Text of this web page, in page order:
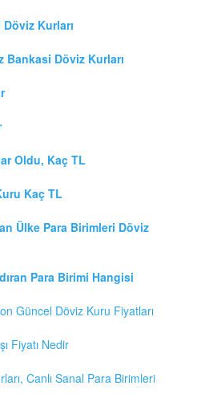
Kurları
Bankasi Döviz Kurları
Oldu, Kaç TL
Kaç TL
Ülke Para Birimleri Döviz
Para Birimi Hangisi
Güncel Döviz Kuru Fiyatları
Fiyatı Nedir
Canlı Sanal Para Birimleri